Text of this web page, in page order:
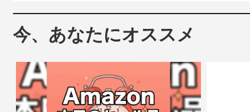
今、あなたにオススメ